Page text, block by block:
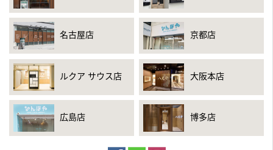
名古屋店 京都店
ルクア サウス店 大阪本店
広島店 博多店